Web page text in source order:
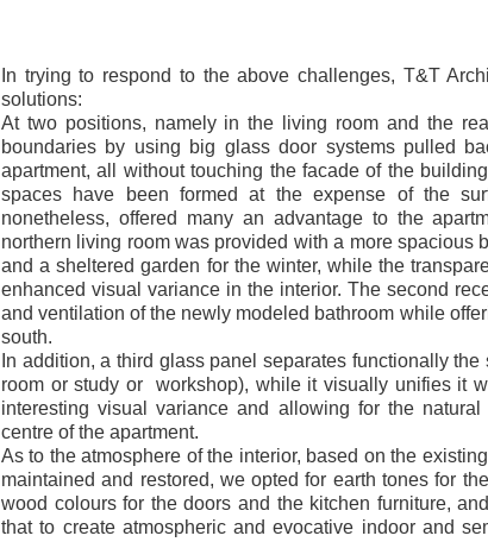
In trying to respond to the above challenges, T&T
solutions:
At two positions, namely in the living room and the
boundaries by using big glass door systems pulled
apartment, all without touching the facade of the
spaces have been formed at the expense of the
nonetheless, offered many an advantage to the
northern living room was provided with a more spacious
and a sheltered garden for the winter, while the
enhanced visual variance in the interior. The second
and ventilation of the newly modeled bathroom while
south.
In addition, a third glass panel separates functionally
room or study or workshop), while it visually unifies it
interesting visual variance and allowing for the
centre of the apartment.
As to the atmosphere of the interior, based on the
maintained and restored, we opted for earth tones for
wood colours for the doors and the kitchen furniture,
that to create atmospheric and evocative indoor and